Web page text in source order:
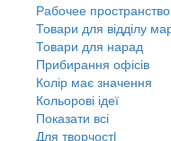
Рабочее
Товари для відділу
Товари для нарад
Прибирання офісів
Колір має значення
Кольорові ідеї
Показати всі
Для творчостi